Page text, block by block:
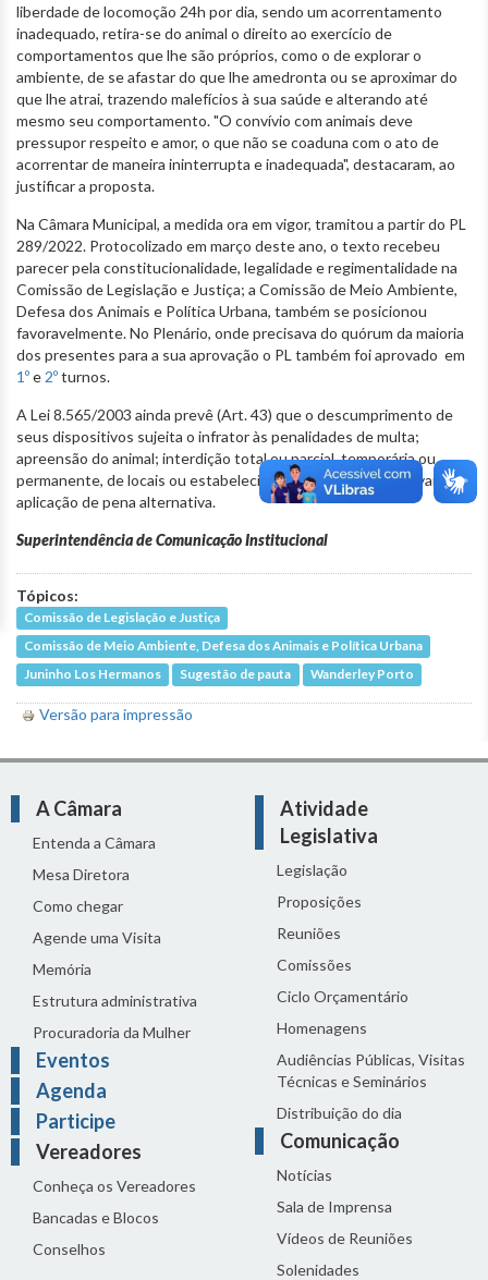
liberdade de locomoção 24h por dia, sendo um acorrentamento
inadequado, retira-se do animal o direito ao exercício de
comportamentos que lhe são próprios, como o de explorar o
ambiente, de se afastar do que lhe amedronta ou se aproximar do
que lhe atrai, trazendo malefícios à sua saúde e alterando até
mesmo seu comportamento. "O convívio com animais deve
pressupor respeito e amor, o que não se coaduna com o ato de
acorrentar de maneira ininterrupta e inadequada", destacaram, ao
justificar a proposta.
Na Câmara Municipal, a medida ora em vigor, tramitou a partir do PL
289/2022. Protocolizado em março deste ano, o texto recebeu
parecer pela constitucionalidade, legalidade e regimentalidade na
Comissão de Legislação e Justiça; a Comissão de Meio Ambiente,
Defesa dos Animais e Política Urbana, também se posicionou
favoravelmente. No Plenário, onde precisava do quórum da maioria
dos presentes para a sua aprovação o PL também foi aprovado em
1ºe 2ºturnos.
A Lei 8.565/2003 ainda prevê (Art. 43) que o descumprimento de
seus dispositivos sujeita o infrator às penalidades de multa;
apreensão do animal; interdição total ou parcial, temporária ou
permanente, de locais ou estabelecimentos; cassação de alvará e
aplicação de pena alternativa.
Superintendência de Comunicação Institucional
Tópicos:
Comissão de Legislação e Justiça
Comissão de Meio Ambiente, Defesa dos Animais e Política Urbana
Juninho Los Hermanos
Sugestão de pauta Wanderley Porto
Versão para impressão
A Câmara
Entenda a Câmara
Mesa Diretora
Como chegar
Agende uma Visita
Memória
Estrutura administrativa
Procuradoria da Mulher
Eventos
Agenda
Participe
Vereadores
Conheça os Vereadores
Bancadas e Blocos
Conselhos
Atividade
Legislativa
Legislação
Proposições
Reuniões
Comissões
Ciclo Orçamentário
Homenagens
Audiências Públicas, Visitas
Técnicas e Seminários
Distribuição do dia
Comunicação
Notícias
Sala de Imprensa
Vídeos de Reuniões
Solenidades